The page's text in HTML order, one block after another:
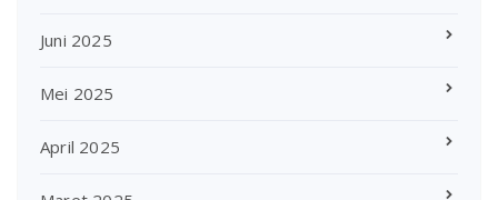
Juni 2025
Mei 2025
April 2025